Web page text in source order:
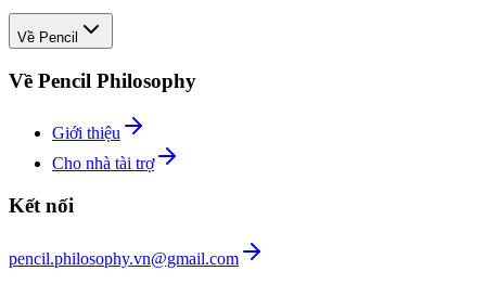
Về Pencil
Về Pencil Philosophy
Giới thiệu
Cho nhà tài trợ
Kết nối
pencil.philosophy.vn@gmail.com